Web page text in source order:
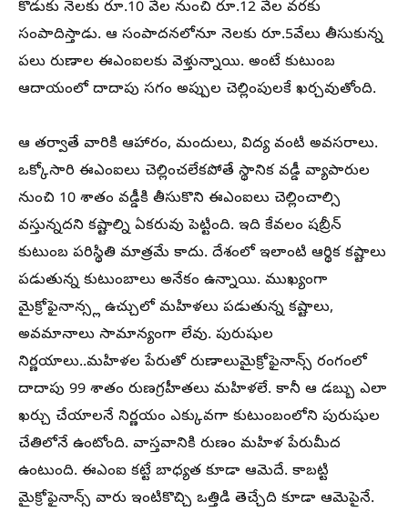
కొడుకు నెలకు రూ.10 వేల నుంచి రూ.12 వేల వరకు
సంపాదిస్తాడు. ఆ సంపాదనలోనూ నెలకు రూ.5వేలు తీసుకున్న
పలు రుణాల ఈఎంఐలకు వెళ్తున్నాయి. అంటే కుటుంబ
ఆదాయంలో దాదాపు సగం అప్పుల చెల్లింపులకే ఖర్చవుతోంది.
ఆ తర్వాతే వారికి ఆహారం, మందులు, విద్య వంటి అవసరాలు.
ఒక్కోసారి ఈఎంఐలు చెల్లించలేకపోతే స్థానిక వడ్డీ వ్యాపారుల
నుంచి 10 శాతం వడ్డీకి తీసుకొని ఈఎంఐలు చెల్లించాల్సి
వస్తున్నదని కష్టాల్ని ఏకరువు పెట్టింది. ఇది కేవలం షబ్రీన్
కుటుంబ పరిస్థితి మాత్రమే కాదు. దేశంలో ఇలాంటి ఆర్థిక కష్టాలు
పడుతున్న కుటుంబాలు అనేకం ఉన్నాయి. ముఖ్యంగా
మైక్రోఫైనాన్స్ల ఉచ్చులో మహిళలు పడుతున్న కష్టాలు,
అవమానాలు సామాన్యంగా లేవు. పురుషుల
నిర్ణయాలు..మహిళల పేరుతో రుణాలుమైక్రోఫైనాన్స్ రంగంలో
దాదాపు 99 శాతం రుణగ్రహీతలు మహిళలే. కానీ ఆ డబ్బు ఎలా
ఖర్చు చేయాలనే నిర్ణయం ఎక్కువగా కుటుంబంలోని పురుషుల
చేతిలోనే ఉంటోంది. వాస్తవానికి రుణం మహిళ పేరుమీద
ఉంటుంది. ఈఎంఐ కట్టే బాధ్యత కూడా ఆమెదే. కాబట్టి
మైక్రోఫైనాన్స్ వారు ఇంటికొచ్చి ఒత్తిడి తెచ్చేది కూడా ఆమెపైనే.